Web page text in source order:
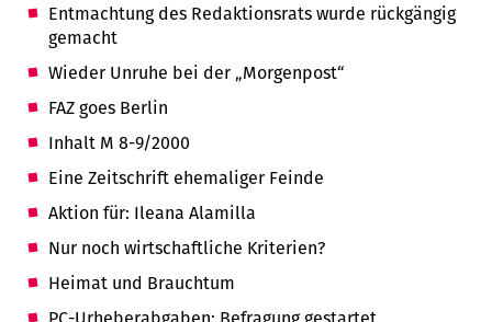
Entmachtung des Redaktionsrats wurde rückgängig
gemacht
Wieder Unruhe bei der „Morgenpost“
FAZ goes Berlin
Inhalt M 8-9/2000
Eine Zeitschrift ehemaliger Feinde
Aktion für: Ileana Alamilla
Nur noch wirtschaftliche Kriterien?
Heimat und Brauchtum